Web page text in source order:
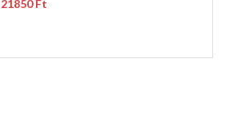
21850 Ft